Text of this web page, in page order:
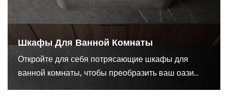
Шкафы Для Ванной Комнаты
Откройте для себя потрясающие шкафы для
ванной комнаты, чтобы преобразить ваш оази...